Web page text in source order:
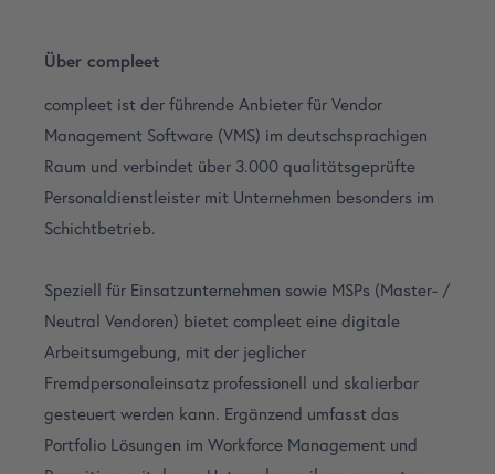
Über compleet
compleet ist der führende Anbieter für Vendor
Management Software (VMS) im deutschsprachigen
Raum und verbindet über 3.000 qualitätsgeprüfte
Personaldienstleister mit Unternehmen besonders im
Schichtbetrieb.
Speziell für Einsatzunternehmen sowie MSPs (Master- /
Neutral Vendoren) bietet compleet eine digitale
Arbeitsumgebung, mit der jeglicher
Fremdpersonaleinsatz professionell und skalierbar
gesteuert werden kann. Ergänzend umfasst das
Portfolio Lösungen im Workforce Management und